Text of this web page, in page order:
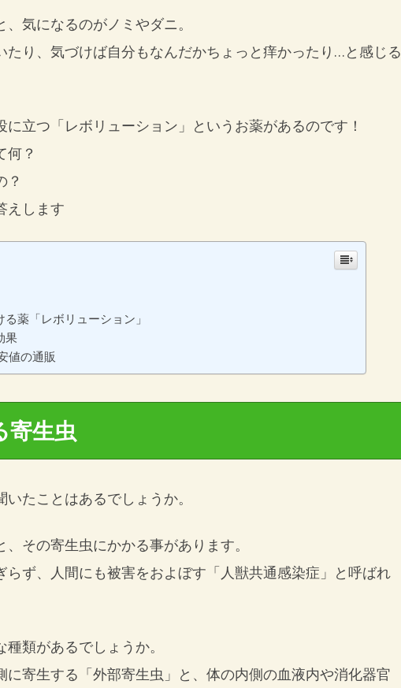
気になるのがノミやダニ。
たり、気づけば自分もなんだかちょっと痒かったり…と感じる
に立つ「レボリューション」というお薬があるのです！
何？
？
えします
薬「レボリューション」
果
値の通販
寄生虫
たことはあるでしょうか。
その寄生虫にかかる事があります。
らず、人間にも被害をおよぼす「人獣共通感染症」と呼ばれ
類があるでしょうか。
に寄生する「外部寄生虫」と、体の内側の血液内や消化器官